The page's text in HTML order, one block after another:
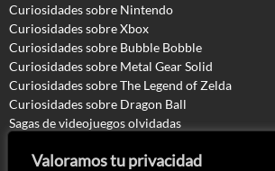
Valoramos tu privacidad
Curiosidades sobre Nintendo
Curiosidades sobre Xbox
Curiosidades sobre Bubble Bobble
Curiosidades sobre Metal Gear Solid
Curiosidades sobre The Legend of Zelda
Curiosidades sobre Dragon Ball
Sagas de videojuegos olvidadas
Ediciones coleccionista que no llegaron a Europa